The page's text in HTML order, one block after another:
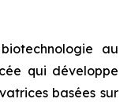
au
qui développe
basées sur